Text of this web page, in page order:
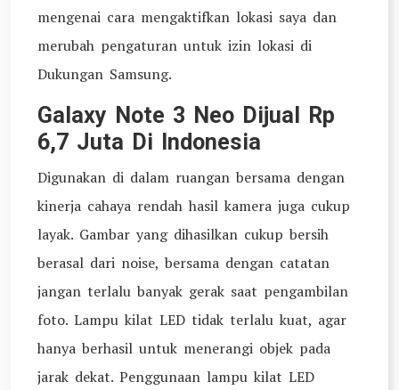
mengenai cara mengaktifkan lokasi saya dan
merubah pengaturan untuk izin lokasi di
Dukungan Samsung.
Galaxy Note 3 Neo Dijual Rp
6,7 Juta Di Indonesia
Digunakan di dalam ruangan bersama dengan
kinerja cahaya rendah hasil kamera juga cukup
layak. Gambar yang dihasilkan cukup bersih
berasal dari noise, bersama dengan catatan
jangan terlalu banyak gerak saat pengambilan
foto. Lampu kilat LED tidak terlalu kuat, agar
hanya berhasil untuk menerangi objek pada
jarak dekat. Penggunaan lampu kilat LED